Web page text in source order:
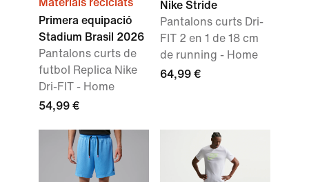
Materials reciclats
Primera equipació
Stadium Brasil 2026
Pantalons curts de
futbol Replica Nike
Dri-FIT - Home
54,99 €
Nike Stride
Pantalons curts Dri-
FIT 2 en 1 de 18 cm
de running - Home
64,99 €